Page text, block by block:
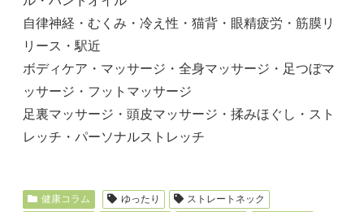
自律神経・むくみ・冷え性・猫背・眼精疲労・筋膜リ
リース・駅近
ボディケア・マッサージ・全身マッサージ・足つぼマ
ッサージ・フットマッサージ
足裏マッサージ・頭皮マッサージ・揉みほぐし・スト
レッチ・パーソナルストレッチ
健康コラム ゆったり
ストレートネック